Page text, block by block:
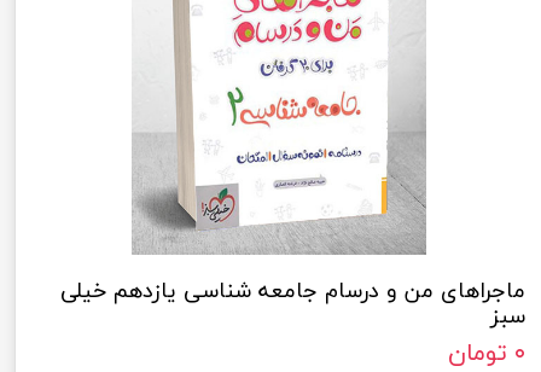
ماجراهای من و درسام جامعه شناسی یازدهم خیلی
سبز
۰ تومان